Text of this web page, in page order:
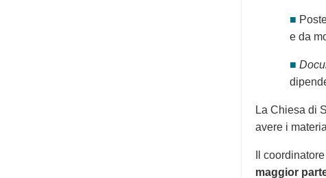
■
e da
■
La Chiesa di
avere i
Il
maggior